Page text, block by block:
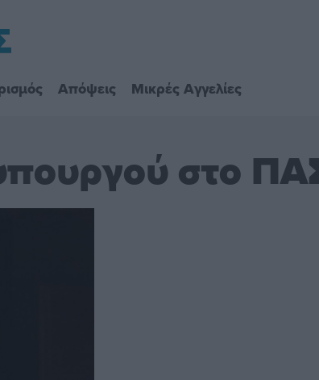
Απόψεις Μικρές Αγγελίες
στο